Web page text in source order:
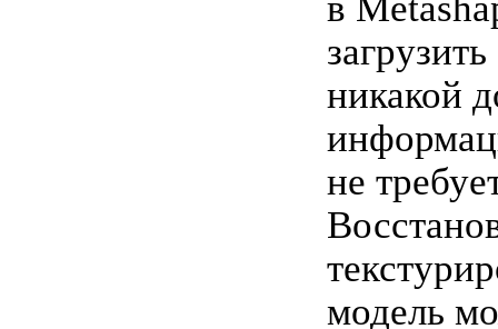
никакой
не
модель